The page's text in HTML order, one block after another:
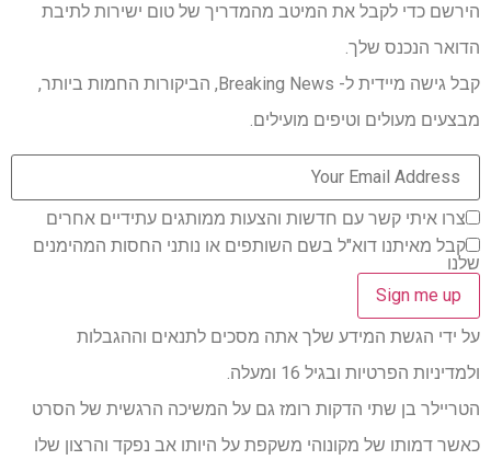
הירשם כדי לקבל את המיטב מהמדריך של טום ישירות לתיבת
הדואר הנכנס שלך.
קבל גישה מיידית ל- Breaking News, הביקורות החמות ביותר,
מבצעים מעולים וטיפים מועילים.
צרו איתי קשר עם חדשות והצעות ממותגים עתידיים אחרים
קבל מאיתנו דוא"ל בשם השותפים או נותני החסות המהימנים
שלנו
על ידי הגשת המידע שלך אתה מסכים לתנאים וההגבלות
ולמדיניות הפרטיות ובגיל 16 ומעלה.
הטריילר בן שתי הדקות רומז גם על המשיכה הרגשית של הסרט
כאשר דמותו של מקונוהי משקפת על היותו אב נפקד והרצון שלו